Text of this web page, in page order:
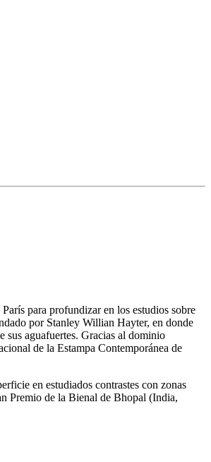
para profundizar en los estudios sobre
por Stanley Willian Hayter, en donde
sus aguafuertes. Gracias al dominio
de la Estampa Contemporánea de
en estudiados contrastes con zonas
Premio de la Bienal de Bhopal (India,